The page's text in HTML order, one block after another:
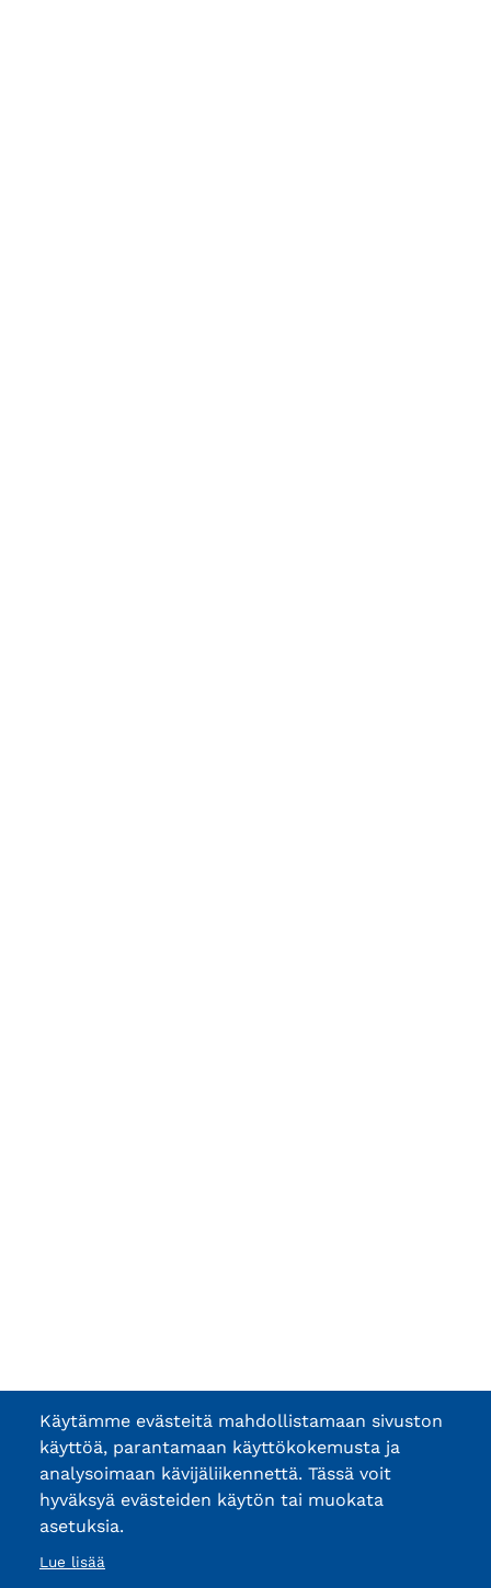
Käytämme evästeitä mahdollistamaan sivuston
käyttöä, parantamaan käyttökokemusta ja
analysoimaan kävijäliikennettä. Tässä voit
hyväksyä evästeiden käytön tai muokata
asetuksia.
Lue lisää